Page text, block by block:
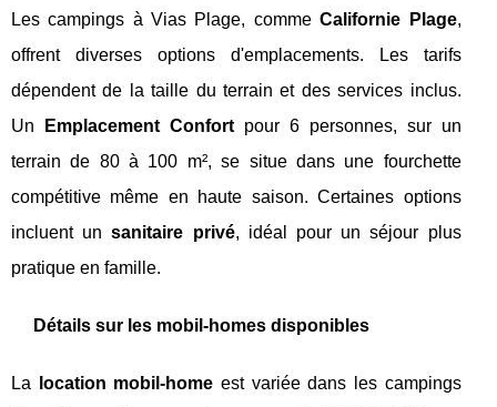
Les campings à Vias Plage, commeCalifornie Plage,
offrent diverses options d'emplacements. Les tarifs
dépendent de la taille du terrain et des services inclus.
Un
Emplacement Confortpour 6 personnes, sur un
terrain de 80 à 100 m², se situe dans une fourchette
compétitive même en haute saison. Certaines options
incluent unsanitaire privé, idéal pour un séjour plus
pratique en famille.
Détails sur les mobil-homes disponibles
La location mobil-home est variée dans les campings